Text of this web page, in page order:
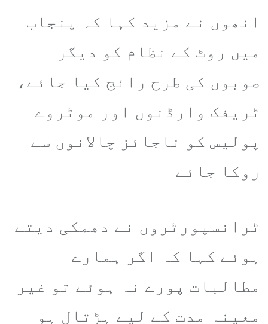
انھوں نے مزید کہا کہ پنجاب
میں روٹ کے نظام کو دیگر
صوبوں کی طرح رائج کیا جائے،
ٹریفک وارڈنوں اور موٹروے
پولیس کو ناجائز چالانوں سے
روکا جائے
ٹرانسپورٹروں نے دھمکی دیتے
ہوئے کہا کہ اگر ہمارے
مطالبات پورے نہ ہوئے تو غیر
معینہ مدت کے لیے ہڑتال ہو